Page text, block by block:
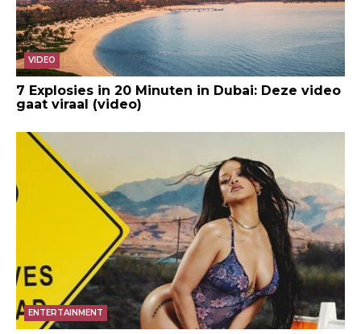
VIDEO
7 Explosies in 20 Minuten in Dubai: Deze video
gaat viraal (video)
ENTERTAINMENT